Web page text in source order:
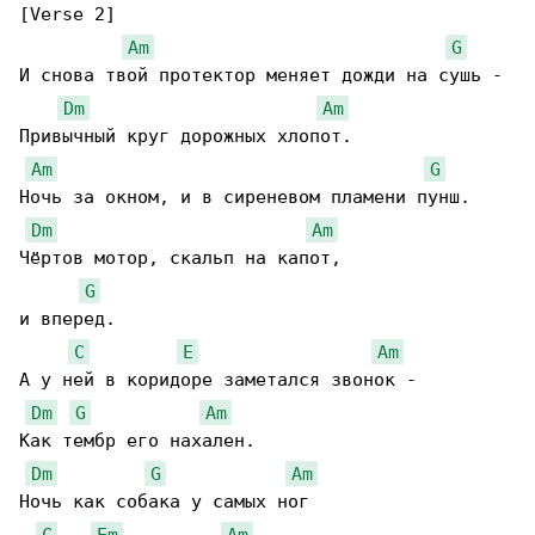
[Verse 2]
Am
G
И снова твой протектор меняет дожди на сушь -
Dm
Am
Привычный круг дорожных хлопот.
Am
G
Ночь за окном, и в сиреневом пламени пунш.
Dm
Am
Чёртов мотор, скальп на капот,
G
и вперед.
C
E
Am
А у ней в коридоре заметался звонок -
Dm
G
Am
Как тембр его нахален.
Dm
G
Am
Ночь как собака у самых ног